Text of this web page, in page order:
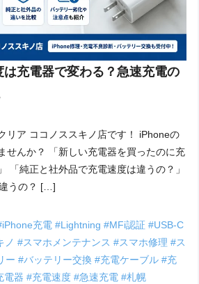
充電器で変わる？急速充電の
リア ココノススキノ店です！ iPhoneの
せんか？ 「新しい充電器を買ったのに充
「純正と社外品で充電速度は違うの？」
違うの？ […]
充電#Lightning#MFi認証#USB-C
ノ#スマホメンテナンス#スマホ修理#ス
ー#バッテリー交換#充電ケーブル#充
電器#充電速度#急速充電#札幌